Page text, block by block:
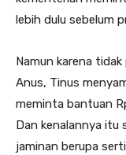
lebih dulu sebelum
Namun karena
Anus, Tinus
meminta bantuan
Dan kenalannya itu
jaminan berupa